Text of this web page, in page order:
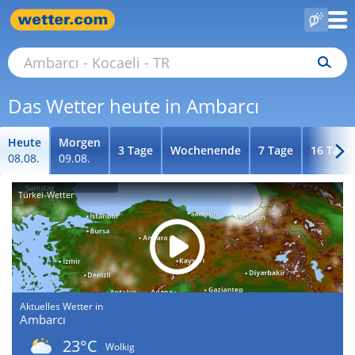
Das Wetter heute in Ambarcı
Heute
08.08.
Morgen
09.08.
3 Tage Wochenende 7 Tage 16 Tage
Türkei-Wetter
Aktuelles Wetter in
Ambarcı
23°C
Wolkig